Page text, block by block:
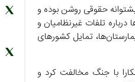
حقوقی روشن بوده و
درباره تلفات غیرنظامیان و
تمایل کشورهای
با جنگ مخالفت کرد و